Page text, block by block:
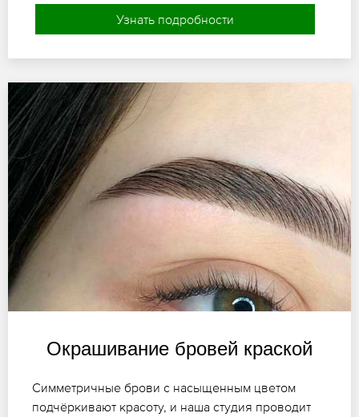
Узнать подробности
Окрашивание бровей краской
Симметричные брови с насыщенным цветом
подчёркивают красоту, и наша студия проводит